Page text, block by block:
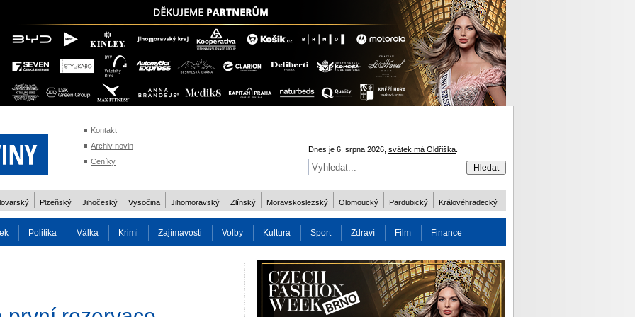
Kontakt
Archiv novin
Ceníky
Dnes je 6. srpna 2026, svátek má Oldřiška
Plzeňský Jihočeský Vysočina Jihomoravský Zlínský Moravskoslezský Olomoucký Pardubický Královéhradecký
Politika Válka Krimi Zajímavosti Volby Kultura Sport Zdraví Film Finance
Charita Osobnost Více ODM 2016